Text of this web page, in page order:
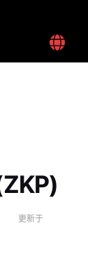
更新于